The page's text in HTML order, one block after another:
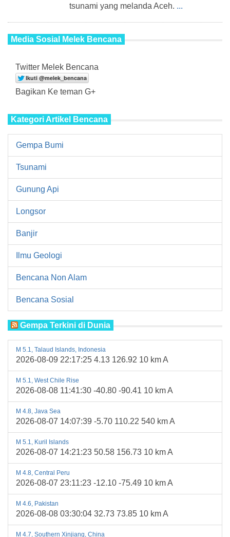
tsunami yang melanda Aceh. ...
Media Sosial Melek Bencana
Twitter Melek Bencana
Bagikan Ke teman G+
Kategori Artikel Bencana
Gempa Bumi
Tsunami
Gunung Api
Longsor
Banjir
Ilmu Geologi
Bencana Non Alam
Bencana Sosial
Gempa Terkini di Dunia
M 5.1, Talaud Islands, Indonesia
2026-08-09 22:17:25 4.13 126.92 10 km A
M 5.1, West Chile Rise
2026-08-08 11:41:30 -40.80 -90.41 10 km A
M 4.8, Java Sea
2026-08-07 14:07:39 -5.70 110.22 540 km A
M 5.1, Kuril Islands
2026-08-07 14:21:23 50.58 156.73 10 km A
M 4.8, Central Peru
2026-08-07 23:11:23 -12.10 -75.49 10 km A
M 4.6, Pakistan
2026-08-08 03:30:04 32.73 73.85 10 km A
M 4.7, Southern Xinjiang, China